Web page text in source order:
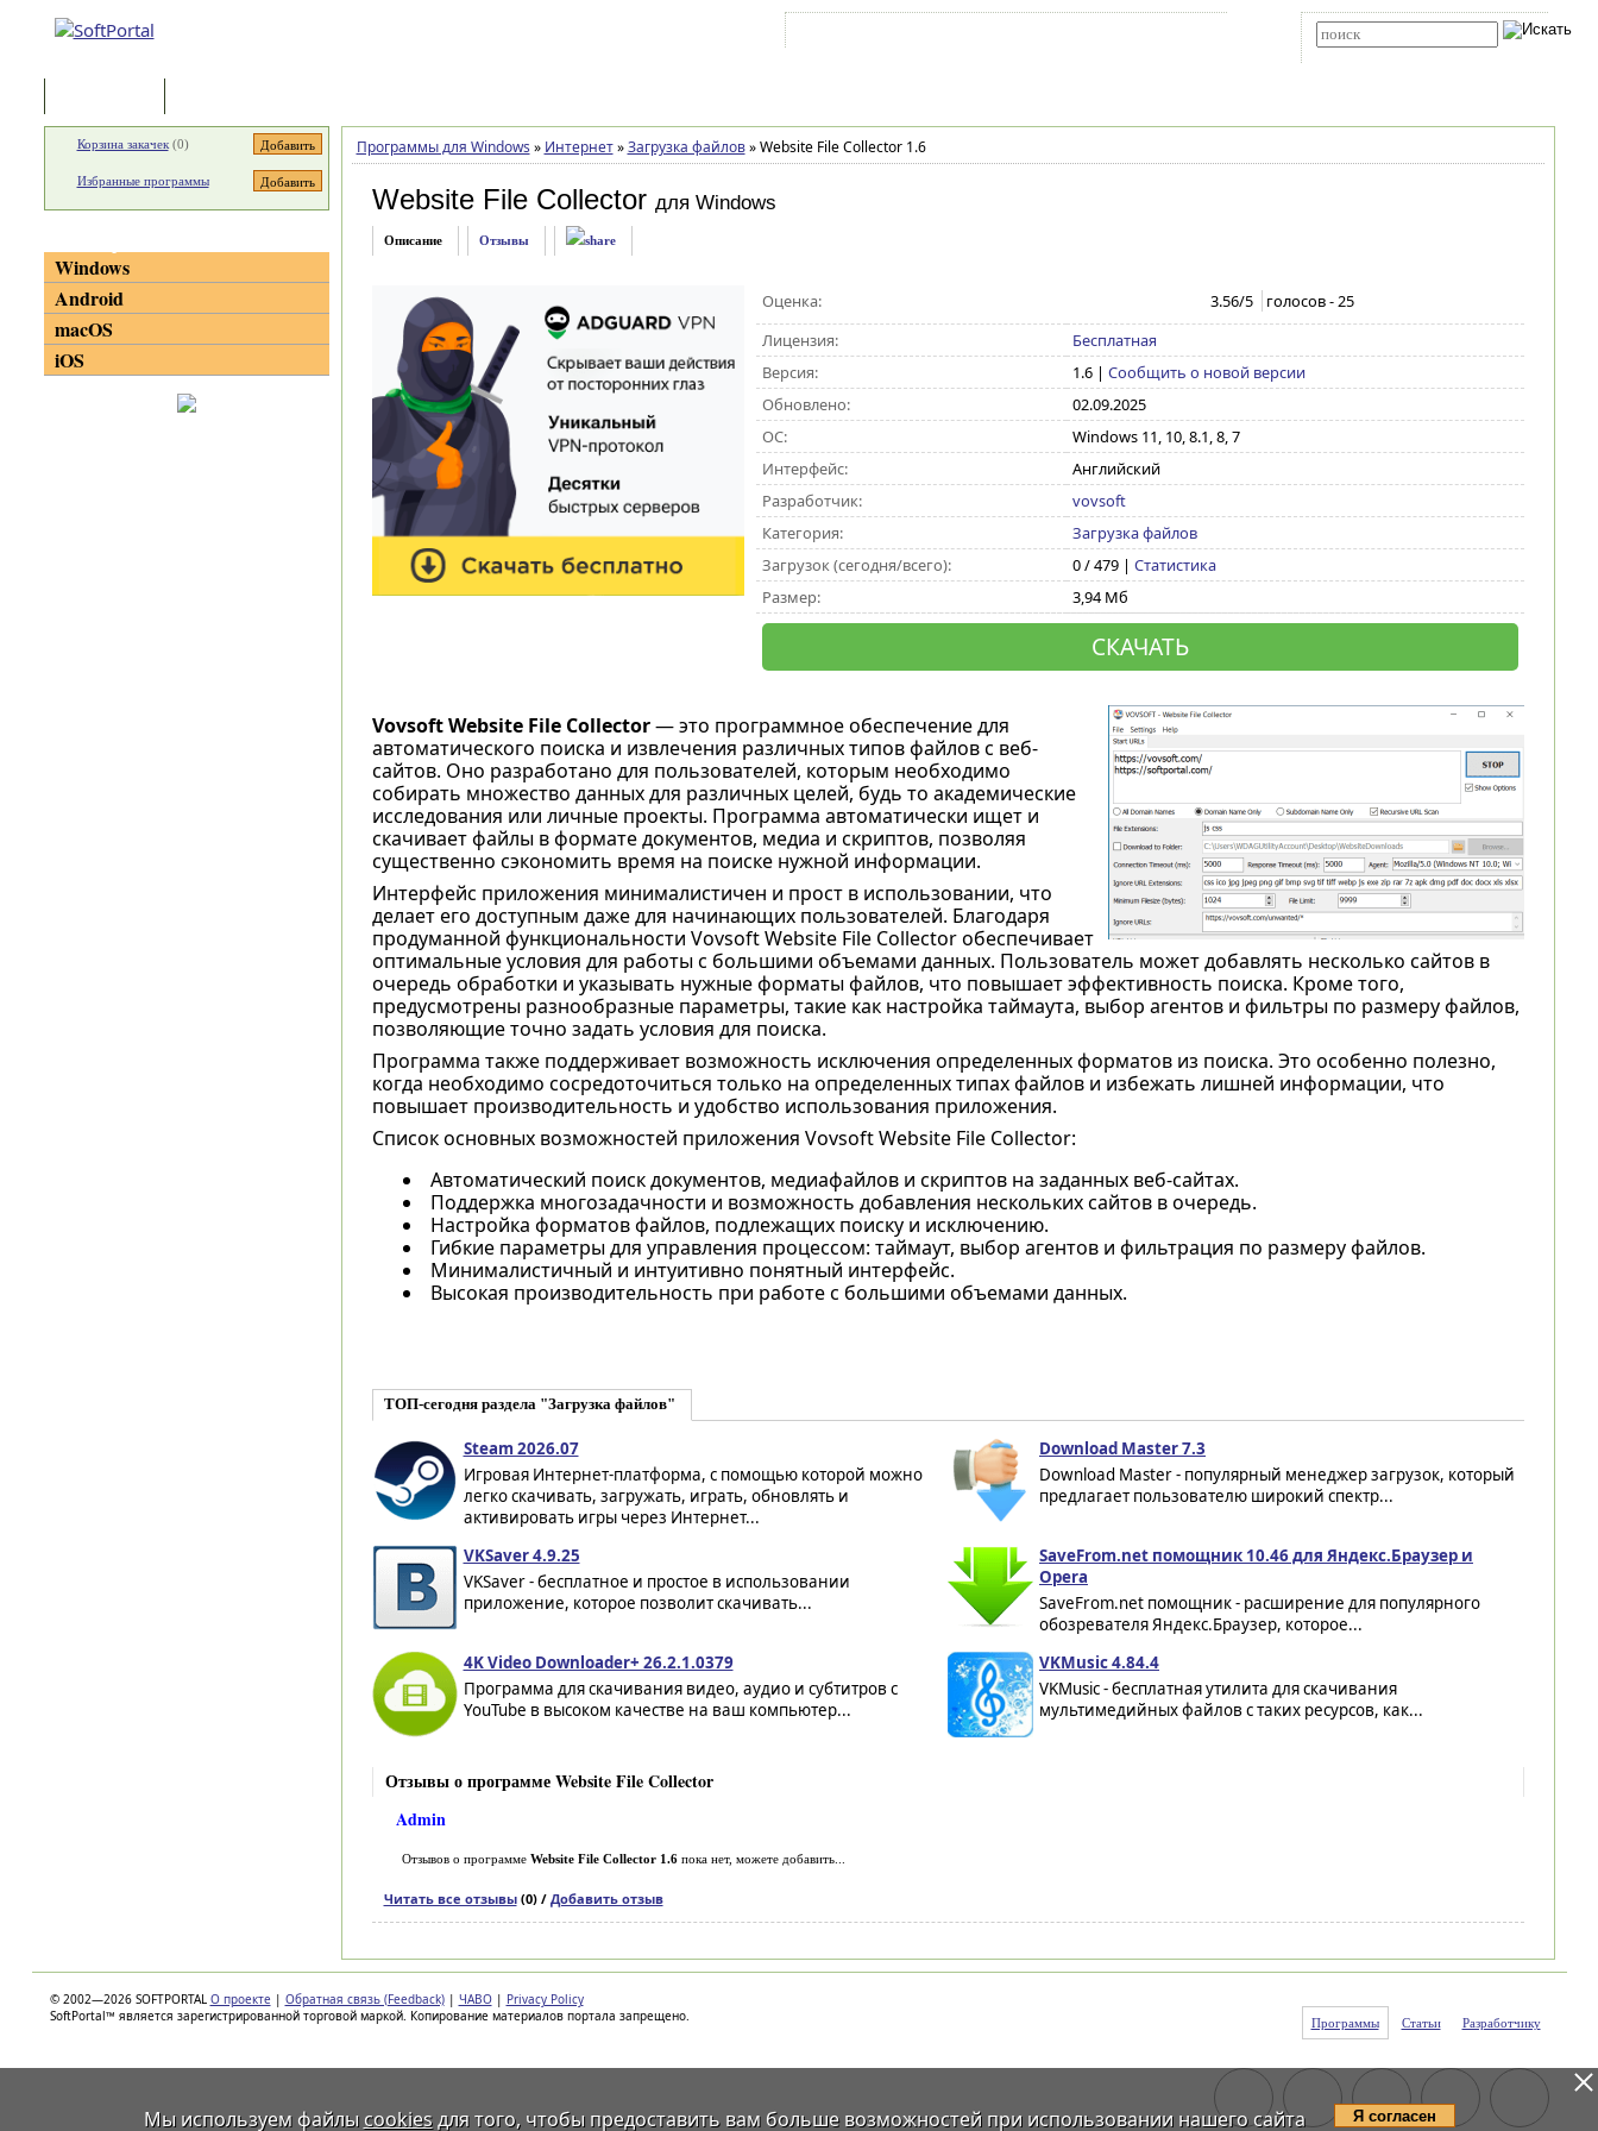
Программы для Windows » Интернет » Загрузка файлов »Website File Collector 1.6
Website File Collector для Windows
Описание Отзывы
Оценка: 3.56/5 голосов -25
Лицензия:
Бесплатная
Версия:
1.6| Сообщить о новой версии
Обновлено:
02.09.2025
ОС:
Windows 11, 10, 8.1, 8, 7
Интерфейс:
Английский
Разработчик:
vovsoft
Категория:
Загрузка файлов
Загрузок (сегодня/всего):
0 / 479 | Статистика
Размер:
3,94 Мб
СКАЧАТЬ
Vovsoft Website File Collector— это программное обеспечение для
автоматического поиска и извлечения различных типов файлов с веб-
сайтов. Оно разработано для пользователей, которым необходимо
собирать множество данных для различных целей, будь то академические
исследования или личные проекты. Программа автоматически ищет и
скачивает файлы в формате документов, медиа и скриптов, позволяя
существенно сэкономить время на поиске нужной информации.
Интерфейс приложения минималистичен и прост в использовании, что
делает его доступным даже для начинающих пользователей. Благодаря
продуманной функциональности Vovsoft Website File Collector обеспечивает
оптимальные условия для работы с большими объемами данных. Пользователь может добавлять несколько сайтов в
очередь обработки и указывать нужные форматы файлов, что повышает эффективность поиска. Кроме того,
предусмотрены разнообразные параметры, такие как настройка таймаута, выбор агентов и фильтры по размеру файлов,
позволяющие точно задать условия для поиска.
Программа также поддерживает возможность исключения определенных форматов из поиска. Это особенно полезно,
когда необходимо сосредоточиться только на определенных типах файлов и избежать лишней информации, что
повышает производительность и удобство использования приложения.
Список основных возможностей приложения Vovsoft Website File Collector:
Автоматический поиск документов, медиафайлов и скриптов на заданных веб-сайтах.
Поддержка многозадачности и возможность добавления нескольких сайтов в очередь.
Настройка форматов файлов, подлежащих поиску и исключению.
Гибкие параметры для управления процессом: таймаут, выбор агентов и фильтрация по размеру файлов.
Минималистичный и интуитивно понятный интерфейс.
Высокая производительность при работе с большими объемами данных.
ТОП-сегодня раздела "Загрузка файлов"
Steam 2026.07
Игровая Интернет-платформа, с помощью которой можно
легко скачивать, загружать, играть, обновлять и
активировать игры через Интернет...
Download Master 7.3
Download Master - популярный менеджер загрузок, который
предлагает пользователю широкий спектр...
VKSaver 4.9.25
VKSaver - бесплатное и простое в использовании
приложение, которое позволит скачивать...
SaveFrom.net помощник 10.46 для Яндекс.Браузер и
Opera
SaveFrom.net помощник - расширение для популярного
обозревателя Яндекс.Браузер, которое...
4K Video Downloader+ 26.2.1.0379
Программа для скачивания видео, аудио и субтитров с
YouTube в высоком качестве на ваш компьютер...
VKMusic 4.84.4
VKMusic - бесплатная утилита для скачивания
мультимедийных файлов с таких ресурсов, как...
Отзывы о программе Website File Collector
Admin
Отзывов о программе Website File Collector 1.6пока нет, можете добавить...
Читать все отзывы(0) / Добавить отзыв
Корзина закачек(0)
Избранные программы
Windows
Android
macOS
iOS
© 2002—2026 SOFTPORTAL О проекте | Обратная связь (Feedback) | ЧАВО | Privacy Policy
SoftPortal™ является зарегистрированной торговой маркой. Копирование материалов портала запрещено.
Программы Статьи Разработчику
Мы используем файлы cookiesдля того, чтобы предоставить вам больше возможностей при использовании нашего сайта